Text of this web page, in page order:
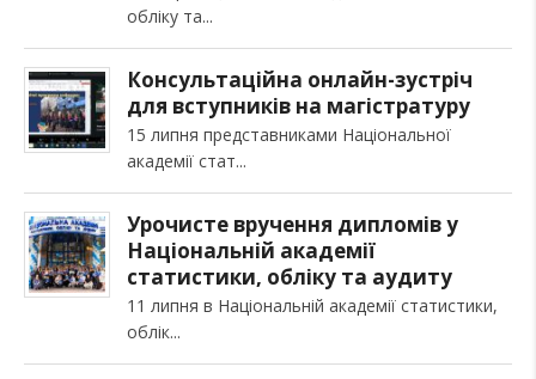
обліку та
Консультаційна онлайн-зустріч
для вступників на магістратуру
15 липня представниками Національної
академії стат
Урочисте вручення дипломів у
Національній академії
статистики, обліку та аудиту
11 липня в Національній академії статистики,
облік